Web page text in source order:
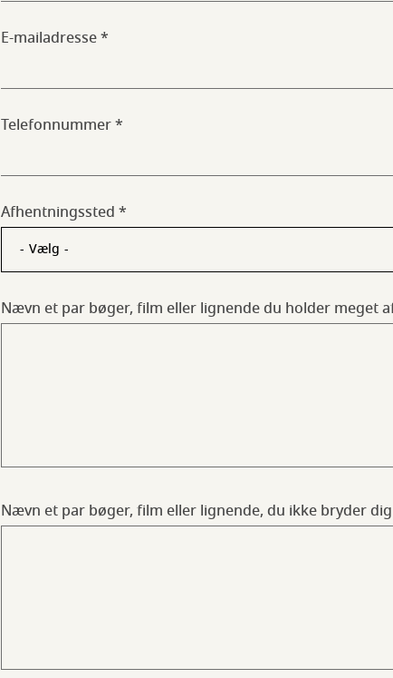
E-mailadresse
Telefonnummer
Afhentningssted
Nævn et par bøger, film eller lignende du holder meget
Nævn et par bøger, film eller lignende, du ikke bryder